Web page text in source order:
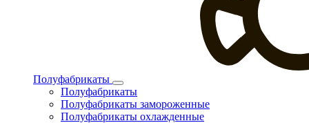
Полуфабрикаты
Полуфабрикаты
Полуфабрикаты замороженные
Полуфабрикаты охлажденные